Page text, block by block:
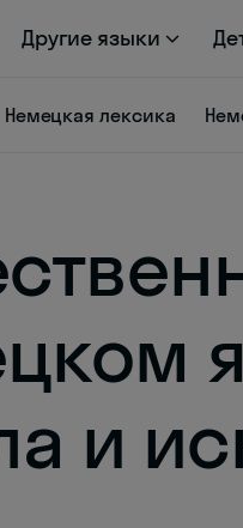
Другие языки
Немецкая лексика
и